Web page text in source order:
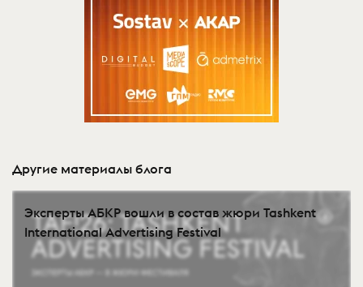
Другие материалы блога
Эксперты АБКР вошли в состав жюри Tashkent
International Advertising Festival